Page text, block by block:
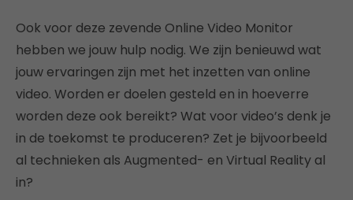
Ook voor deze zevende Online Video Monitor
hebben we jouw hulp nodig. We zijn benieuwd wat
jouw ervaringen zijn met het inzetten van online
video. Worden er doelen gesteld en in hoeverre
worden deze ook bereikt? Wat voor video’s denk je
in de toekomst te produceren? Zet je bijvoorbeeld
al technieken als Augmented- en Virtual Reality al
in?